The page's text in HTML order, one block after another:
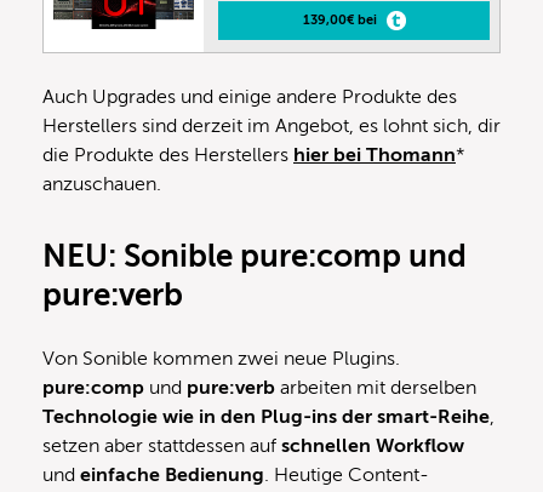
139,00€ bei
Auch Upgrades und einige andere Produkte des
Herstellers sind derzeit im Angebot, es lohnt sich, dir
die Produkte des Herstellers hier bei Thomann*
anzuschauen.
NEU: Sonible pure:comp und
pure:verb
Von Sonible kommen zwei neue Plugins.
pure:comp und pure:verb arbeiten mit derselben
Technologie wie in den Plug-ins der smart-Reihe,
setzen aber stattdessen auf schnellen Workflow
und einfache Bedienung. Heutige Content-